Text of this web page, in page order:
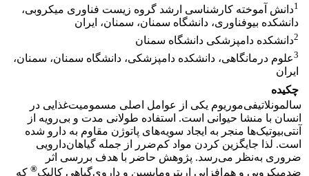
1دانش آموخته کارشناسی ارشد گروه زیست فناوری میکروبی،
دانشکده بیوفناوری، دانشگاه سمنان، سمنان، ایران
2دانشکده دامپزشکی دانشگاه سمنان
3علوم درمانگاهی، دانشکده دامپزشکی، دانشگاه سمنان، سمنان،
ایران
چکیده
سالمونلا‌تیفی‌موریوم یکی از عوامل اصلی مسمومیت‌غذایی در
انسان با منشا حیوانی است. استفاده طولانی مدت و بی‌رویه از
آنتی‌بیوتیک‌ها منجر به ایجاد سویه‌های پاتوژن مقاوم به دارو شده
است. لذا جایگزین کردن مواد کم‌ضرر از جمله گیاهان‌دارویی
ضروری به‌نظر می‌رسد. پژوهش حاضر با هدف بررسی اثر
ضدمیکروبی و هم‌افزایی اریترومایسین و داروی‌گیاهی کالیک® که